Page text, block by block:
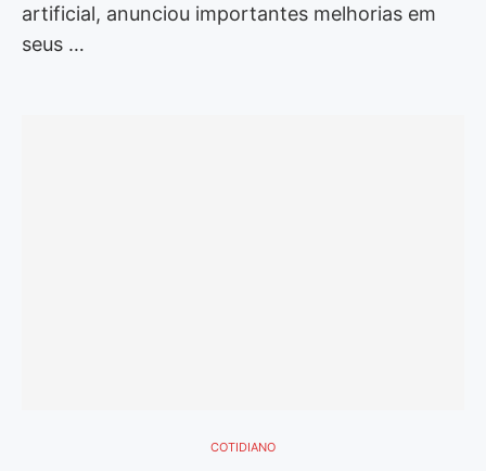
artificial, anunciou importantes melhorias em
seus …
COTIDIANO